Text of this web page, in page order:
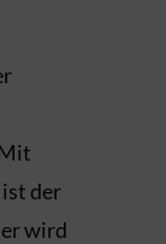
der
wird